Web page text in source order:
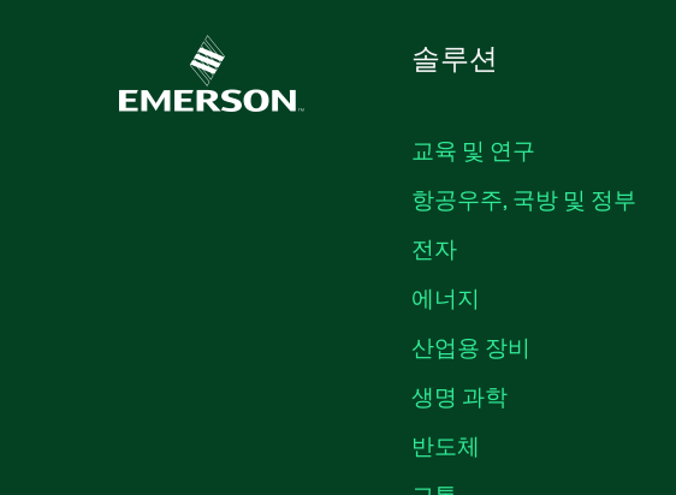
솔루션
교육 및 연구
항공우주, 국방 및 정부
전자
에너지
산업용 장비
생명 과학
반도체